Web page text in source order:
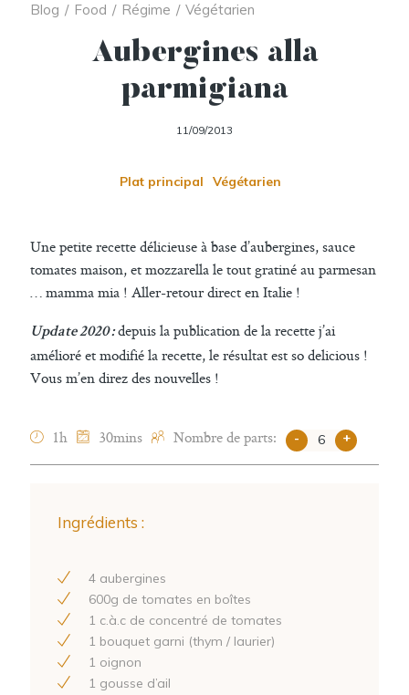
Blog / Food / Régime / Végétarien
Aubergines alla
parmigiana
11/09/2013
Plat principal Végétarien
Une petite recette délicieuse à base d’aubergines, sauce
tomates maison, et mozzarella le tout gratiné au parmesan
… mamma mia ! Aller-retour direct en Italie !
Update 2020 :depuis la publication de la recette j’ai
amélioré et modifié la recette, le résultat est so delicious !
Vous m’en direz des nouvelles !
1h 30mins Nombre de parts: - +
Ingrédients :
4 aubergines
600g de tomates en boîtes
1 c.à.c de concentré de tomates
1 bouquet garni (thym / laurier)
1 oignon
1 gousse d’ail